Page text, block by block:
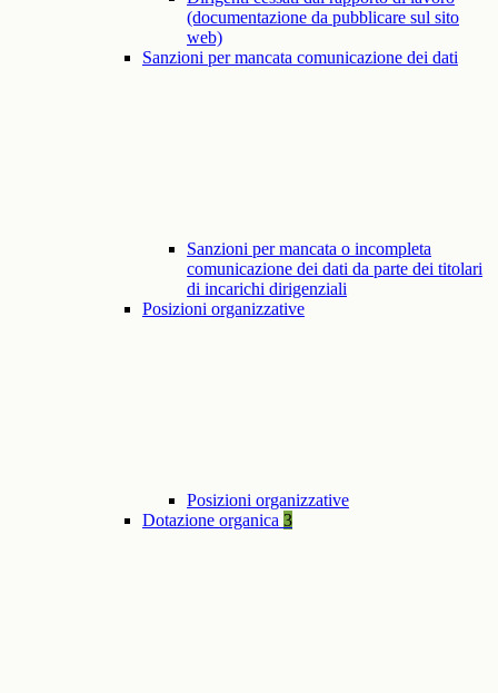
(documentazione da pubblicare sul sito
web)
Sanzioni per mancata comunicazione dei dati
Sanzioni per mancata o incompleta
comunicazione dei dati da parte dei titolari
di incarichi dirigenziali
Posizioni organizzative
Posizioni organizzative
Dotazione organica 3